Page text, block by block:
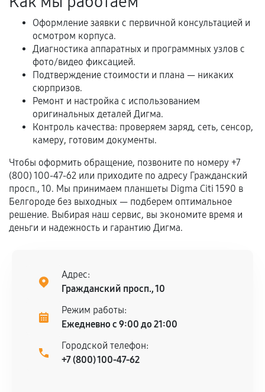
третьих лиц.
Естественный износ деталей, если иное не
предусмотрено отдельно.
Обращение после окончания гарантийного
срока.
Программные сбои, если это не указано в
отдельных условиях.
Если комплектующие куплены
самостоятельно
Гарантия на выполненные работы может
сохраняться полностью или частично, если
соблюдены следующие условия:
дефектов.
Установка была выполнена нашим сервисным
центром.
При этом гарантия на сами комплектующие
остается на стороне производителя или
продавца. За качество сторонних деталей
Оформление заявки с первичной консультацией и
осмотром корпуса.
Диагностика аппаратных и программных узлов с
фото/видео фиксацией.
Подтверждение стоимости и плана — никаких
сюрпризов.
Ремонт и настройка с использованием
оригинальных деталей Дигма.
Контроль качества: проверяем заряд, сеть, сенсор,
камеру, готовим документы.
Чтобы оформить обращение, позвоните по номеру +7
(800) 100-47-62 или приходите по адресу Гражданский
просп., 10. Мы принимаем планшеты Digma Citi 1590 в
Белгороде без выходных — подберем оптимальное
решение. Выбирая наш сервис, вы экономите время и
деньги и надежность и гарантию Дигма.
Адрес:
Гражданский просп., 10
Режим работы:
Ежедневно с 9:00 до 21:00
Городской телефон:
+7 (800) 100-47-62